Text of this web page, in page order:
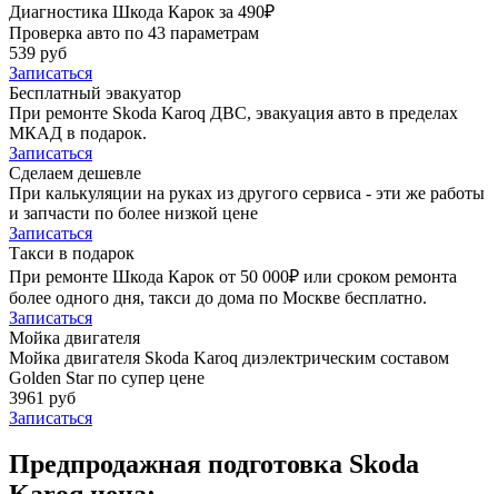
Диагностика Шкода Карок за 490₽
Проверка авто по 43 параметрам
539 руб
Записаться
Бесплатный эвакуатор
При ремонте Skoda Karoq ДВС, эвакуация авто в пределах
МКАД в подарок.
Записаться
Сделаем дешевле
При калькуляции на руках из другого сервиса - эти же работы
и запчасти по более низкой цене
Записаться
Такси в подарок
При ремонте Шкода Карок от 50 000₽ или сроком ремонта
более одного дня, такси до дома по Москве бесплатно.
Записаться
Мойка двигателя
Мойка двигателя Skoda Karoq диэлектрическим составом
Golden Star по супер цене
3961 руб
Записаться
Предпродажная подготовка Skoda